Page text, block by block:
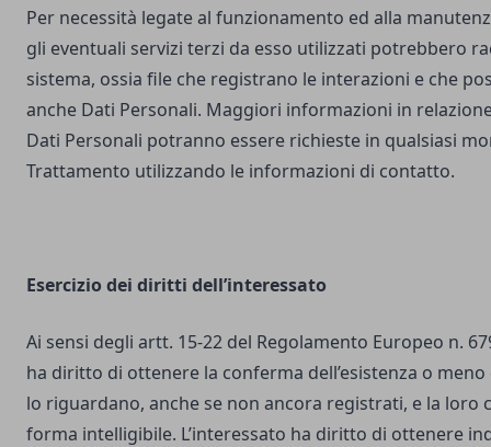
Per necessità legate al funzionamento ed alla
gli eventuali servizi terzi da esso utilizzati potrebbero
sistema, ossia file che registrano le interazioni e che
anche Dati Personali. Maggiori informazioni in
Dati Personali potranno essere richieste in qualsiasi
Trattamento utilizzando le informazioni di contatto.
Esercizio dei diritti dell’interessato
Ai sensi degli artt. 15-22 del Regolamento Europeo n.
ha diritto di ottenere la conferma dell’esistenza o
lo riguardano, anche se non ancora registrati, e la loro
forma intelligibile. L’interessato ha diritto di ottenere